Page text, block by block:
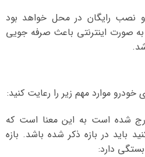
نصب رایگان در محل خواهد بود
صورت اینترنتی باعث صرفه جویی
موارد مهم زیر را رعایت کنید:
شده است به این معنا است که
باید در بازه ذکر شده باشد. بازه
دارد: